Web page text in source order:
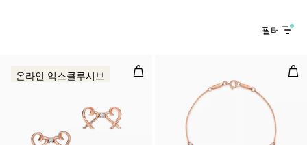
필터
더블 러빙 하트 이어링
온라인 익스클루시브 다